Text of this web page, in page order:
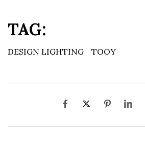
TAG:
DESIGN LIGHTING TOOY